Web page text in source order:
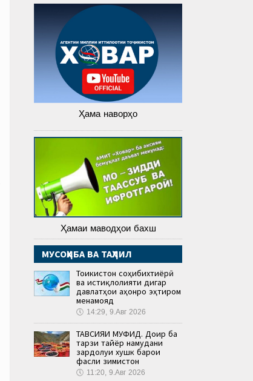
Ҳама наворҳо
Ҳамаи маводҳои бахш
МУСОҲИБА ВА ТАҲЛИЛ
Тоҷикистон соҳибихтиёрӣ
ва истиқлолияти дигар
давлатҳои ҷаҳонро эҳтиром
менамояд
🕔 14:29, 9.Авг 2026
ТАВСИЯИ МУФИД. Доир ба
тарзи тайёр намудани
зардолуи хушк барои
фасли зимистон
🕔 11:20, 9.Авг 2026